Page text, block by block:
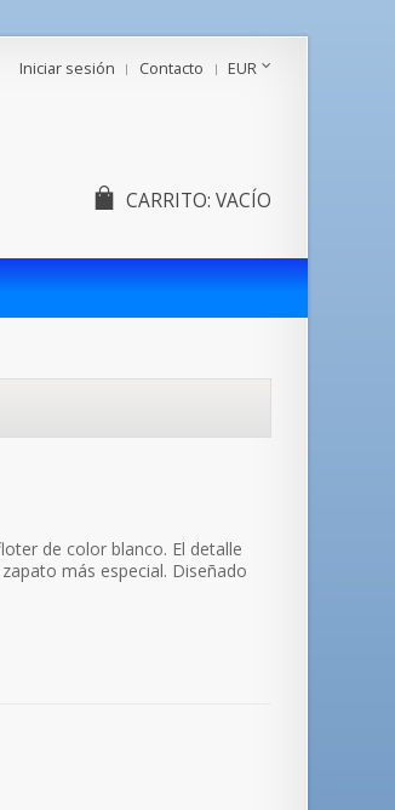
EUR
Contacto
Iniciar sesión
CARRITO: VACÍO
de color blanco. El detalle
más especial. Diseñado